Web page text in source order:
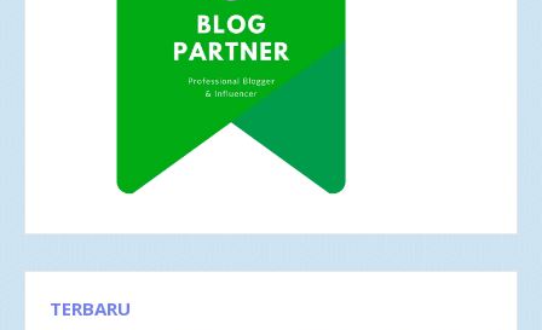
TERBARU